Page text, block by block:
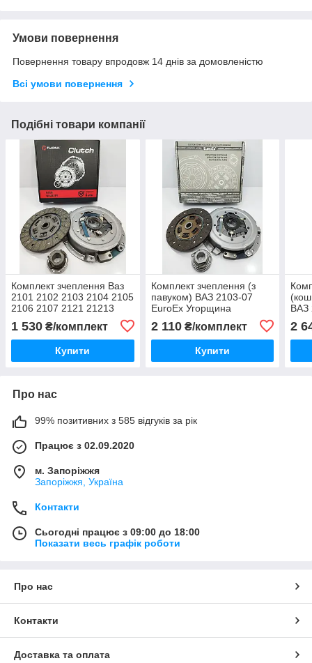
Умови повернення
Повернення товару впродовж 14 днів за домовленістю
Всі умови повернення
Подібні товари компанії
Комплект зчеплення Ваз
2101 2102 2103 2104 2105
2106 2107 2121 21213
1 530 ₴/комплект
Купити
Комплект зчеплення (з
павуком) ВАЗ 2103-07
EuroEx Угорщина
2 110₴/комплект
Купити
ВАЗ
2
Про нас
99% позитивних з 585 відгуків за рік
Працює з 02.09.2020
м. Запоріжжя
Запоріжжя, Україна
Контакти
Сьогодні працює з 09:00 до 18:00
Показати весь графік роботи
Про нас
Контакти
Доставка та оплата